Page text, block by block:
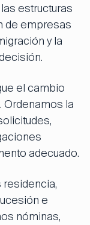
estructuras
de empresas
y la
el cambio
Ordenamos la
adecuado.
residencia,
e
nóminas,